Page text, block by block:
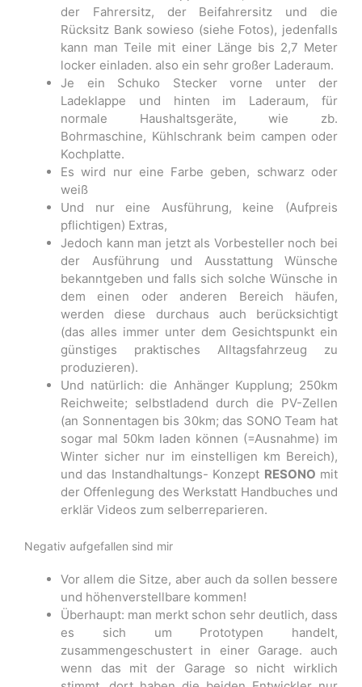
der Fahrersitz, der Beifahrersitz und die
Rücksitz Bank sowieso (siehe Fotos), jedenfalls
kann man Teile mit einer Länge bis 2,7 Meter
locker einladen. also ein sehr großer Laderaum.
Je ein Schuko Stecker vorne unter der
Ladeklappe und hinten im Laderaum, für
normale Haushaltsgeräte, wie zb.
Bohrmaschine, Kühlschrank beim campen oder
Kochplatte.
Es wird nur eine Farbe geben, schwarz oder
weiß
Und nur eine Ausführung, keine (Aufpreis
pflichtigen) Extras,
Jedoch kann man jetzt als Vorbesteller noch bei
der Ausführung und Ausstattung Wünsche
bekanntgeben und falls sich solche Wünsche in
dem einen oder anderen Bereich häufen,
werden diese durchaus auch berücksichtigt
(das alles immer unter dem Gesichtspunkt ein
günstiges praktisches Alltagsfahrzeug zu
produzieren).
Und natürlich: die Anhänger Kupplung; 250km
Reichweite; selbstladend durch die PV-Zellen
(an Sonnentagen bis 30km; das SONO Team hat
sogar mal 50km laden können (=Ausnahme) im
Winter sicher nur im einstelligen km Bereich),
und das Instandhaltungs- Konzept RESONO mit
der Offenlegung des Werkstatt Handbuches und
erklär Videos zum selberreparieren.
Negativ aufgefallen sind mir
Vor allem die Sitze, aber auch da sollen bessere
und höhenverstellbare kommen!
Überhaupt: man merkt schon sehr deutlich, dass
es sich um Prototypen handelt,
zusammengeschustert in einer Garage. auch
wenn das mit der Garage so nicht wirklich